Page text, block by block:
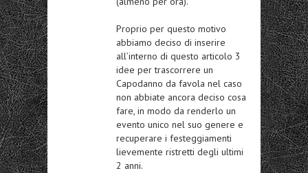
Proprio per questo motivo
abbiamo deciso di inserire
all’interno di questo articolo 3
idee per trascorrere un
Capodanno da favola nel caso
non abbiate ancora deciso cosa
fare, in modo da renderlo un
evento unico nel suo genere e
recuperare i festeggiamenti
lievemente ristretti degli ultimi
2 anni.